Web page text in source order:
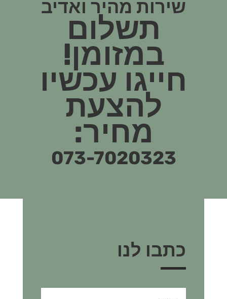
שירות מהיר ואדיב
תשלום
במזומן!
חייגו עכשיו
להצעת
מחיר:
073-7020323
כתבו לנו